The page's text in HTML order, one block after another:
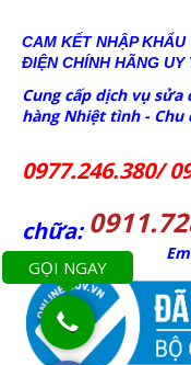
CAM KẾT NHẬP
ĐIỆN CHÍNH HÃNG UY
Cung cấp dịch vụ
hàng Nhiệt tình - Chu
Tư vấn
0977.246.380/
Dịch vụ
chữa:
Email:
GỌI NGAY